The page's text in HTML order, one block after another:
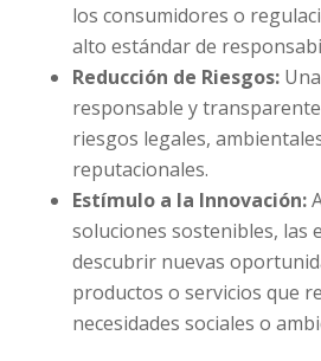
los consumidores o
alto estándar de
Reducción de Riesgos:
responsable y
riesgos legales,
reputacionales.
Estímulo a la Innovación:
soluciones sostenibles, las
descubrir nuevas
productos o servicios que
necesidades sociales o